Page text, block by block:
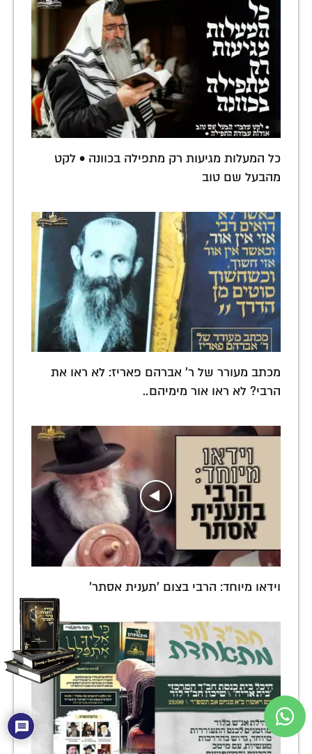
כל המעלות מגיעות רק מתפילה בכוונה • לקט
מהבעל שם טוב
מכתב מעורר של ר' אברהם פאריז: לא ראו את
הרבי? לא ראו אור מימיהם..
וידאו מיוחד: הרבי בצום 'תענית אסתר'